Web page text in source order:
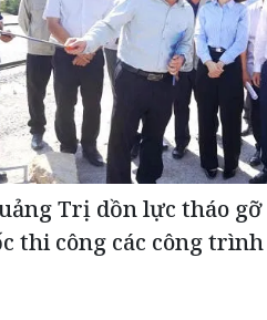
Trị dồn lực tháo
thi công các công